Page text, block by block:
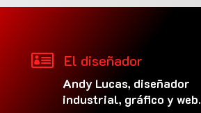
 El diseñador
Andy Lucas, diseñador
industrial, gráfico y web.